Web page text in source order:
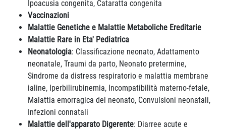
Ipoacusia congenita, Cataratta congenita
Vaccinazioni
Malattie Genetiche e Malattie Metaboliche Ereditarie
Malattie Rare in Eta' Pediatrica
Neonatologia: Classificazione neonato, Adattamento
neonatale, Traumi da parto, Neonato pretermine,
Sindrome da distress respiratorio e malattia membrane
ialine, Iperbilirubinemia, Incompatibilità materno-fetale,
Malattia emorragica del neonato, Convulsioni neonatali,
Infezioni connatali
Malattie dell'apparato Digerente: Diarree acute e